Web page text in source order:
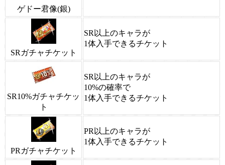
ゲドー君像(銀)
SRガチャチケット
SR以上のキャラが
1体入手できるチケット
SR10%ガチャチケッ
ト
SR以上のキャラが
10%の確率で
1体入手できるチケット
PRガチャチケット
PR以上のキャラが
1体入手できるチケット